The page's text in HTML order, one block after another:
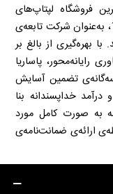
فروشگاه لپتاپ‌های
استوک (غیرآکبند وارداتی) کشور در سال 1399، به‌عنوان شرکت تابعه‌ی
بهره‌گیری از بالغ بر
رایانه‌محور، پاساریا
تضمین آسایش
خداپسندانه بنا
به صورت کامل مورد
ارائه‌ی ضمانت‌نامه‌ی